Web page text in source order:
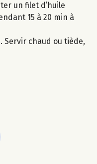
un filet d’huile
15 à 20 min à
Servir chaud ou tiède,